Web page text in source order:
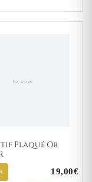
Plaqué Or
19,00€